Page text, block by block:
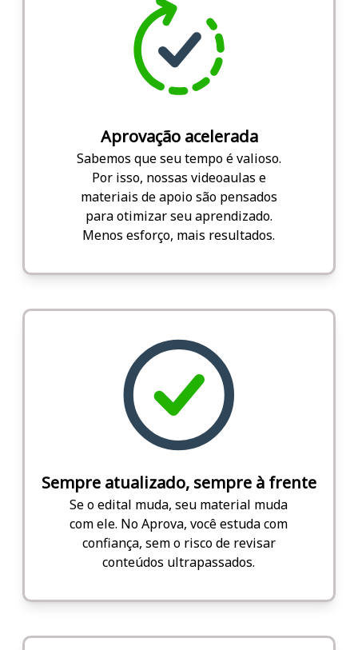
Aprovação acelerada
Sabemos que seu tempo é valioso.
Por isso, nossas videoaulas e
materiais de apoio são pensados
para otimizar seu aprendizado.
Menos esforço, mais resultados.
Sempre atualizado, sempre à frente
Se o edital muda, seu material muda
com ele. No Aprova, você estuda com
confiança, sem o risco de revisar
conteúdos ultrapassados.